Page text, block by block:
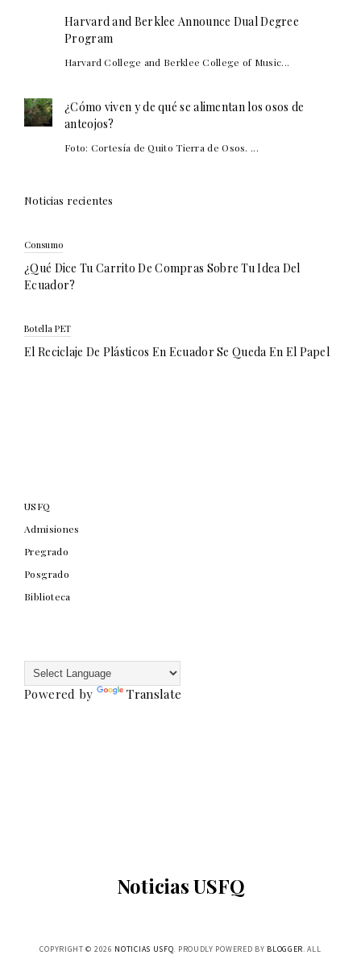
Harvard and Berklee Announce Dual Degree
Program
Harvard College and Berklee College of Music...
¿Cómo viven y de qué se alimentan los osos de
anteojos?
Foto: Cortesía de Quito Tierra de Osos. ...
Noticias recientes
Consumo
¿Qué Dice Tu Carrito De Compras Sobre Tu Idea Del
Ecuador?
Botella PET
El Reciclaje De Plásticos En Ecuador Se Queda En El Papel
USFQ
Admisiones
Pregrado
Posgrado
Biblioteca
Powered by Translate
Noticias USFQ
COPYRIGHT © 2026 NOTICIAS USFQ. PROUDLY POWERED BY BLOGGER. ALL